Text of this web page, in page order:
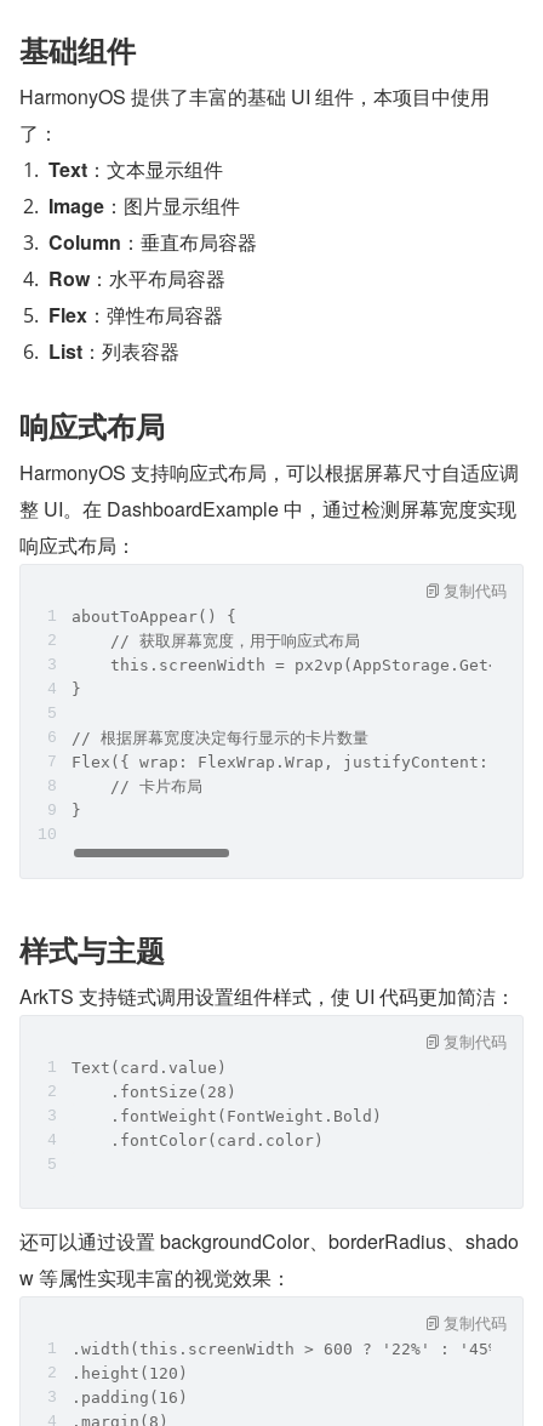
基础组件
HarmonyOS 提供了丰富的基础 UI 组件，本项目中使用
了：
Text ：文本显示组件
Image ：图片显示组件
Column ：垂直布局容器
Row ：水平布局容器
Flex ：弹性布局容器
List ：列表容器
响应式布局
HarmonyOS 支持响应式布局，可以根据屏幕尺寸自适应调
整 UI。在 DashboardExample 中，通过检测屏幕宽度实现
响应式布局：
aboutToAppear() {
// 获取屏幕宽度，用于响应式布局
this.screenWidth =
}
// 根据屏幕宽度决定每行显示的卡片数量
Flex({ wrap: FlexWrap.Wrap, justifyContent:
// 卡片布局
}
复制代码
样式与主题
ArkTS 支持链式调用设置组件样式，使 UI 代码更加简洁：
Text(card.value)
.fontSize(28)
.fontWeight(FontWeight.Bold)
.fontColor(card.color)
复制代码
还可以通过设置 backgroundColor、borderRadius、shado
w 等属性实现丰富的视觉效果：
.width(this.screenWidth > 600 ? '22%' : '45%')
.height(120)
.padding(16)
.margin(8)
复制代码